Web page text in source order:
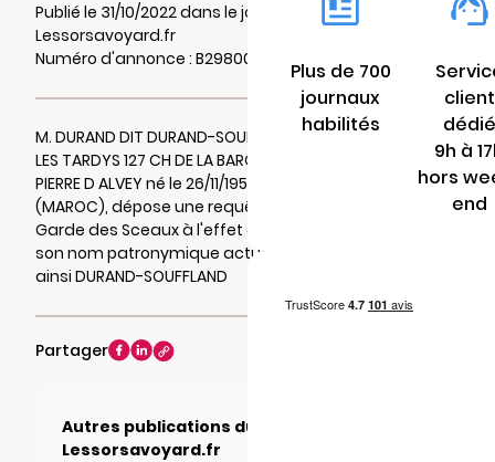
Publié le 31/10/2022 dans le journal
Lessorsavoyard.fr
Numéro d'annonce : B29800614ecqz
M. DURAND DIT DURAND-SOUFFLAND PHILIPPE
LES TARDYS 127 CH DE LA BAROTTIERE 73170 ST
PIERRE D ALVEY né le 26/11/1956 à CASABLANCA
(MAROC), dépose une requête auprés du
Garde des Sceaux à l'effet de substituer à
son nom patronymique actuel devenant
ainsi DURAND-SOUFFLAND
Partager
Autres publications du journal
Lessorsavoyard.fr
Plus de 700
journaux
habilités
client
dédié
9h à
hors
end